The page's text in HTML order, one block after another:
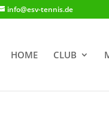
info@esv-tennis.de
HOME CLUB